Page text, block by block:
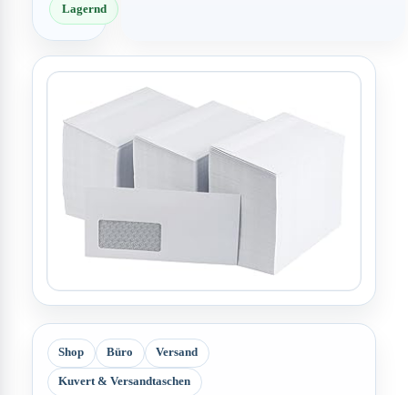
Lagernd
Shop Büro Versand
Kuvert & Versandtaschen